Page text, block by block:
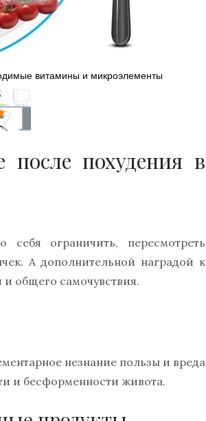
витамины и микроэлементы
похудения в
ограничить, пересмотреть
А дополнительной наградой к
и общего самочувствия.
незнание пользы и вреда
и бесформенности живота.